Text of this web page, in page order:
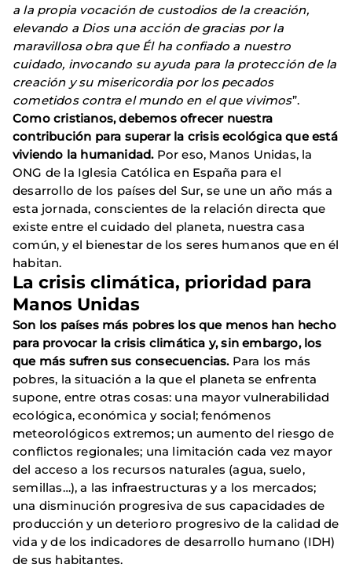
a la propia vocación de custodios de la creación,
elevando a Dios una acción de gracias por la
maravillosa obra que Él ha confiado a nuestro
cuidado, invocando su ayuda para la protección de la
creación y su misericordia por los pecados
cometidos contra el mundo en el que vivimos”.
Como cristianos, debemos ofrecer nuestra
contribución para superar la crisis ecológica que está
viviendo la humanidad. Por eso, Manos Unidas, la
ONG de la Iglesia Católica en España para el
desarrollo de los países del Sur, se une un año más a
esta jornada, conscientes de la relación directa que
existe entre el cuidado del planeta, nuestra casa
común, y el bienestar de los seres humanos que en él
habitan.
La crisis climática, prioridad para
Manos Unidas
Son los países más pobres los que menos han hecho
para provocar la crisis climática y, sin embargo, los
que más sufren sus consecuencias.Para los más
pobres, la situación a la que el planeta se enfrenta
supone, entre otras cosas: una mayor vulnerabilidad
ecológica, económica y social; fenómenos
meteorológicos extremos; un aumento del riesgo de
conflictos regionales; una limitación cada vez mayor
del acceso a los recursos naturales (agua, suelo,
semillas…), a las infraestructuras y a los mercados;
una disminución progresiva de sus capacidades de
producción y un deterioro progresivo de la calidad de
vida y de los indicadores de desarrollo humano (IDH)
de sus habitantes.